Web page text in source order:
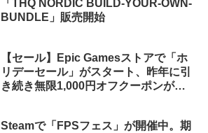
「THQ NORDIC BUILD-YOUR-OWN-
BUNDLE」販売開始
【セール】Epic Gamesストアで「ホ
リデーセール」がスタート、昨年に引
き続き無限1,000円オフクーポンが登
Steamで「FPSフェス」が開催中。期